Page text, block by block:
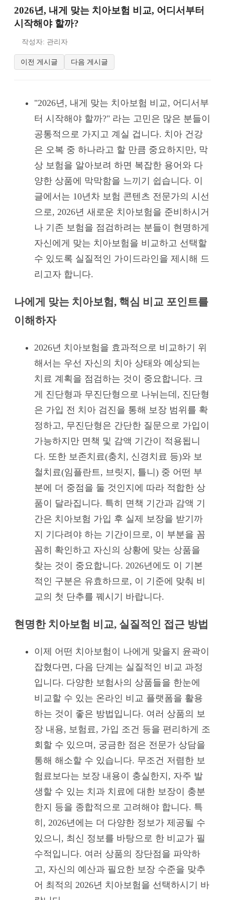
2026년, 내게 맞는 치아보험 비교, 어디서부터
시작해야 할까?
작성자: 관리자
이전 게시글 다음 게시글
"2026년, 내게 맞는 치아보험 비교, 어디서부
터 시작해야 할까?" 라는 고민은 많은 분들이
공통적으로 가지고 계실 겁니다. 치아 건강
은 오복 중 하나라고 할 만큼 중요하지만, 막
상 보험을 알아보려 하면 복잡한 용어와 다
양한 상품에 막막함을 느끼기 쉽습니다. 이
글에서는 10년차 보험 콘텐츠 전문가의 시선
으로, 2026년 새로운 치아보험을 준비하시거
나 기존 보험을 점검하려는 분들이 현명하게
자신에게 맞는 치아보험을 비교하고 선택할
수 있도록 실질적인 가이드라인을 제시해 드
리고자 합니다.
나에게 맞는 치아보험, 핵심 비교 포인트를
이해하자
2026년 치아보험을 효과적으로 비교하기 위
해서는 우선 자신의 치아 상태와 예상되는
치료 계획을 점검하는 것이 중요합니다. 크
게 진단형과 무진단형으로 나뉘는데, 진단형
은 가입 전 치아 검진을 통해 보장 범위를 확
정하고, 무진단형은 간단한 질문으로 가입이
가능하지만 면책 및 감액 기간이 적용됩니
다. 또한 보존치료(충치, 신경치료 등)와 보
철치료(임플란트, 브릿지, 틀니) 중 어떤 부
분에 더 중점을 둘 것인지에 따라 적합한 상
품이 달라집니다. 특히 면책 기간과 감액 기
간은 치아보험 가입 후 실제 보장을 받기까
지 기다려야 하는 기간이므로, 이 부분을 꼼
꼼히 확인하고 자신의 상황에 맞는 상품을
찾는 것이 중요합니다. 2026년에도 이 기본
적인 구분은 유효하므로, 이 기준에 맞춰 비
교의 첫 단추를 꿰시기 바랍니다.
현명한 치아보험 비교, 실질적인 접근 방법
이제 어떤 치아보험이 나에게 맞을지 윤곽이
잡혔다면, 다음 단계는 실질적인 비교 과정
입니다. 다양한 보험사의 상품들을 한눈에
비교할 수 있는 온라인 비교 플랫폼을 활용
하는 것이 좋은 방법입니다. 여러 상품의 보
장 내용, 보험료, 가입 조건 등을 편리하게 조
회할 수 있으며, 궁금한 점은 전문가 상담을
통해 해소할 수 있습니다. 무조건 저렴한 보
험료보다는 보장 내용이 충실한지, 자주 발
생할 수 있는 치과 치료에 대한 보장이 충분
한지 등을 종합적으로 고려해야 합니다. 특
히, 2026년에는 더 다양한 정보가 제공될 수
있으니, 최신 정보를 바탕으로 한 비교가 필
수적입니다. 여러 상품의 장단점을 파악하
고, 자신의 예산과 필요한 보장 수준을 맞추
어 최적의 2026년 치아보험을 선택하시기 바